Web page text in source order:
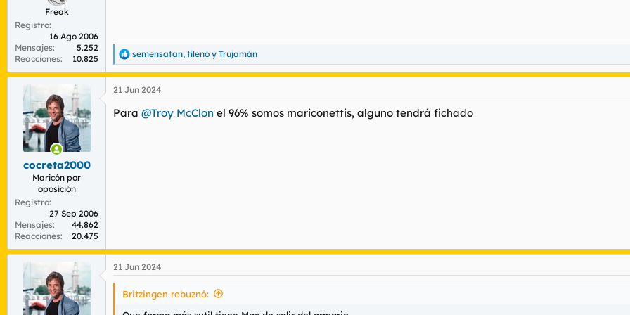
Freak
Registro
16 Ago 2006
Mensajes
5.252
Reacciones
10.825
R
e
a
c
i
semensatan, tileno y Trujamán
cocreta2000
Maricón por
oposición
Registro
27 Sep 2006
Mensajes
44.862
Reacciones
20.475
21 Jun 2024
Para @Troy McClon el 96% somos mariconettis, alguno tendrá fichado
21 Jun 2024
Britzingen rebuznó: